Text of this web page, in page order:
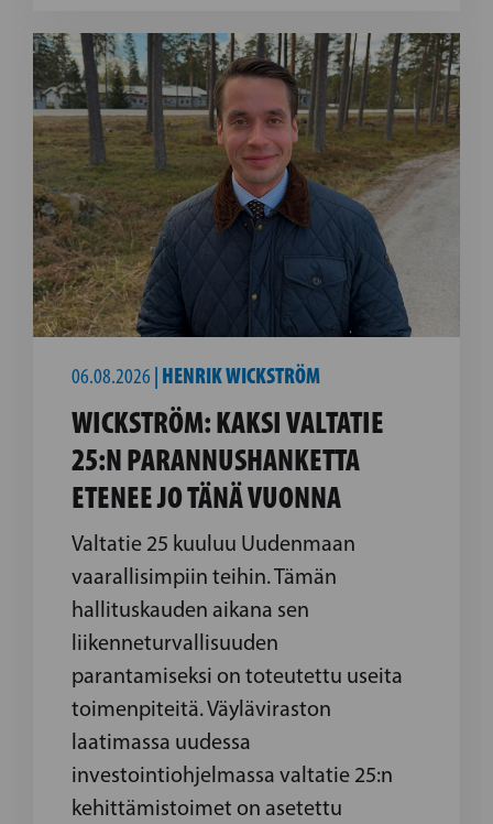
06.08.2026 | HENRIK WICKSTRÖM
WICKSTRÖM: KAKSI VALTATIE
25:N PARANNUSHANKETTA
ETENEE JO TÄNÄ VUONNA
Valtatie 25 kuuluu Uudenmaan
vaarallisimpiin teihin. Tämän
hallituskauden aikana sen
liikenneturvallisuuden
parantamiseksi on toteutettu useita
toimenpiteitä. Väyläviraston
laatimassa uudessa
investointiohjelmassa valtatie 25:n
kehittämistoimet on asetettu